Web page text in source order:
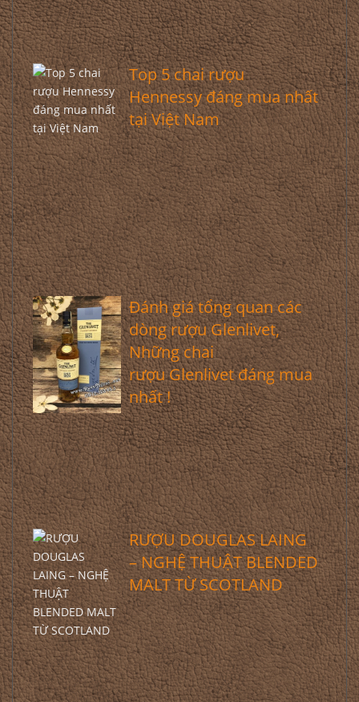
Top 5 chai rượu
Hennessy đáng mua nhất
tại Việt Nam
Đánh giá tổng quan các
dòng rượu Glenlivet,
Những chai
rượu Glenlivet đáng mua
nhất !
RƯỢU DOUGLAS LAING
– NGHỆ THUẬT BLENDED
MALT TỪ SCOTLAND